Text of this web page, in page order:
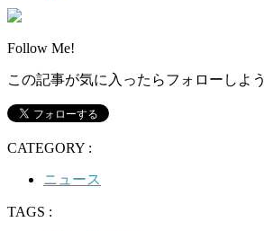
Follow Me!
この記事が気に入ったらフォローしよう
CATEGORY :
ニュース
TAGS :